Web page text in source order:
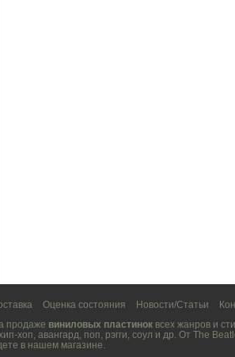
Оценка состояния Новости/Статьи
продаже виниловых пластинок всех жанров и
хоп, авангард, поп, рэгги, соул и др. От The
в нашем магазине.